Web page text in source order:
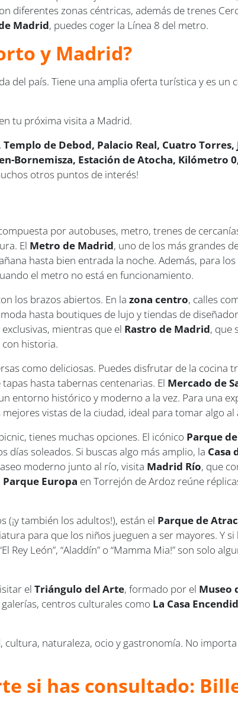
diferentes zonas céntricas, además de trenes
Madrid, puedes coger la Línea 8 del metro.
y Madrid?
del país. Tiene una amplia oferta turística y es
tu próxima visita a Madrid.
de Debod, Palacio Real, Cuatro
Bornemisza, Estación de Atocha, Kilómetro
otros puntos de interés!
por autobuses, metro, trenes de
El Metro de Madrid, uno de los más grandes
hasta bien entrada la noche. Además, para
el metro no está en funcionamiento.
los brazos abiertos. En lazona centro, calles
hasta boutiques de lujo y tiendas de
mientras que el Rastro de Madrid, que
con historia.
como deliciosas. Puedes disfrutar de la cocina
hasta tabernas centenarias. El Mercado de
histórico y moderno a la vez. Para una
vistas de la ciudad, ideal para tomar algo
tienes muchas opciones. El icónico Parque
soleados. Si buscas algo más amplio, la Casa
moderno junto al río, visita Madrid Río, que
Parque Europa en Torrejón de Ardoz reúne
también los adultos!), están el Parque de
para que los niños jueguen a ser mayores. Y
Rey León”, “Aladdín” o “Mamma Mia!” son solo
elTriángulo del Arte, formado por el Museo
centros culturales como La Casa
naturaleza, ocio y gastronomía. No
si has consultado: